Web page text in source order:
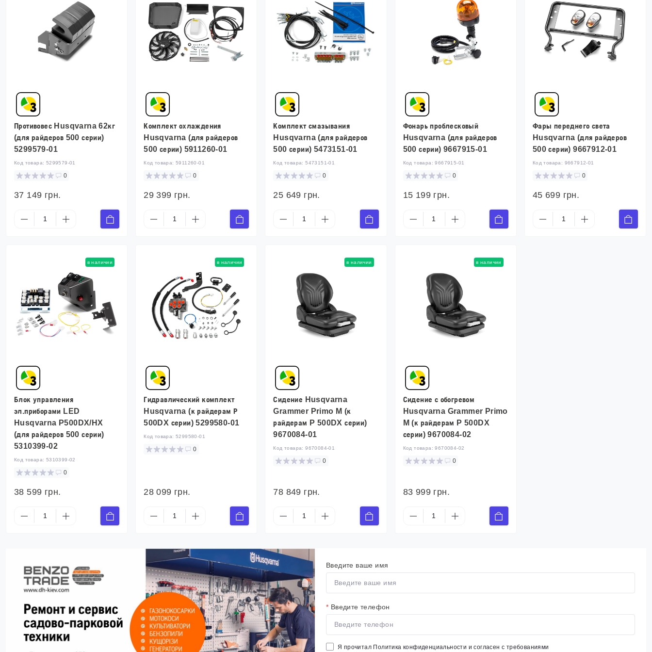
Противовес Husqvarna 62кг
(для райдеров 500 серии)
5299579-01
Код товара: 5299579-01
0
37 149 грн.
Комплект охлаждения
Husqvarna (для райдеров
500 серии) 5911260-01
Код товара: 5911260-01
0
29 399 грн.
Комплект смазывания
Husqvarna (для райдеров
500 серии) 5473151-01
Код товара:5473151-01
0
25 649 грн.
Фонарь проблесковый
Husqvarna (для райдеров
500 серии) 9667915-01
Код товара:9667915-01
0
15 199 грн.
Фары переднего света
Husqvarna (для райдеров
500 серии) 9667912-01
Код товара: 9667912-01
0
45 699 грн.
в наличии
Блок управления
эл.приборами LED
Husqvarna P500DX/HX
(для райдеров 500 серии)
5310399-02
Код товара: 5310399-02
0
38 599 грн.
в наличии
Гидравлический комплект
Husqvarna (к райдерам Р
500DX серии) 5299580-01
Код товара: 5299580-01
0
28 099 грн.
в наличии
Сидение Husqvarna
Grammer Primo M (к
райдерам P 500DX серии)
9670084-01
Код товара:9670084-01
0
78 849 грн.
в наличии
Сидение с обогревом
Husqvarna Grammer Primo
M (к райдерам P 500DX
серии) 9670084-02
Код товара:9670084-02
0
83 999 грн.
Введите ваше имя
* Введите телефон
Я прочитал Политика конфиденциальности и согласен с требованиями